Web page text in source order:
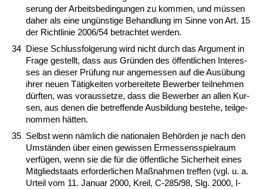
se­rung der Ar­beits­be­din­gun­gen zu kom­men, und müssen
da­her als ei­ne ungüns­ti­ge Be­hand­lung im Sin­ne von Art. 15
der Richt­li­nie 2006/54 be­trach­tet wer­den.
34 Die­se Schluss­fol­ge­rung wird nicht durch das Ar­gu­ment in
Fra­ge ge­stellt, dass aus Gründen des öffent­li­chen In­ter­es­
ses an die­ser Prüfung nur an­ge­mes­sen auf die Ausübung
ih­rer neu­en Tätig­kei­ten vor­be­rei­te­te Be­wer­ber teil­neh­men
dürf­ten, was vor­aus­set­ze, dass die Be­wer­ber an al­len Kur­
sen, aus de­nen die be­tref­fen­de Aus­bil­dung be­ste­he, teil­ge­
nom­men hätten.
35 Selbst wenn nämlich die na­tio­na­len Behörden je nach den
Umständen über ei­nen ge­wis­sen Er­mes­sens­spiel­raum
verfügen, wenn sie die für die öffent­li­che Si­cher­heit ei­nes
Mit­glied­staats er­for­der­li­chen Maßnah­men tref­fen (vgl. u. a.
Ur­teil vom 11. Ja­nu­ar 2000, Kreil, C-285/98, Slg. 2000, I-